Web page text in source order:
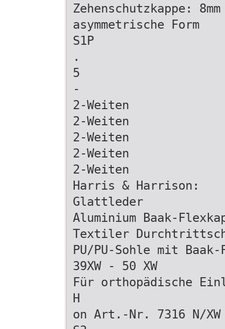
Zehenschutzkappe:
asymmetrische Form
S1P
.
5
-
2-Weiten
2-Weiten
2-Weiten
2-Weiten
2-Weiten
Harris & Harrison:
Glattleder
Aluminium Baak-
Textiler
PU/PU-Sohle mit
39XW - 50 XW
Für orthopädische
H
on Art.-Nr. 7316 N/XW